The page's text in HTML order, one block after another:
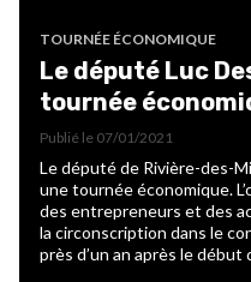
TOURNÉE ÉCONOMIQUE
Le député Luc
tournée
Publié le 07/01/2021
Le député de Rivière-des-
une tournée économique.
des entrepreneurs et des
la circonscription dans le
près d’un an après le début